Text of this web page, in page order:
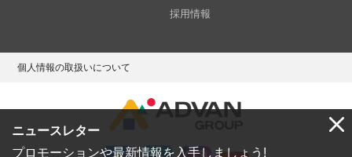
ニュースレター
プロモーションや最新情報を入手しましょう!
採用情報
個人情報の取扱いについて